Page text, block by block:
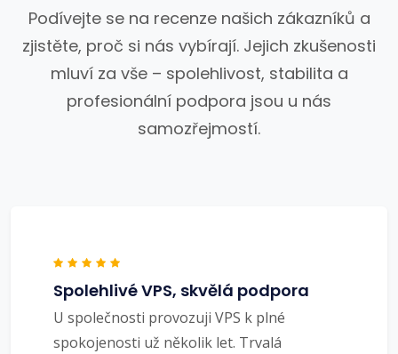
Podívejte se na recenze našich zákazníků a
zjistěte, proč si nás vybírají. Jejich zkušenosti
mluví za vše – spolehlivost, stabilita a
profesionální podpora jsou u nás
samozřejmostí.
Spolehlivé VPS, skvělá podpora
U společnosti provozuji VPS k plné
spokojenosti už několik let. Trvalá